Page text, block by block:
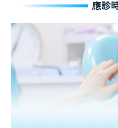
應診